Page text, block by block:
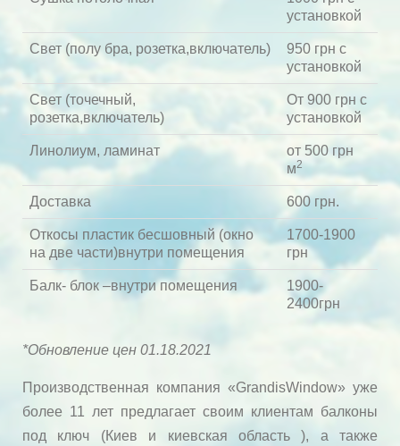
установкой
Свет (полу бра, розетка,включатель)
950 грн с
установкой
Свет (точечный,
розетка,включатель)
От 900 грн с
установкой
Линолиум, ламинат
от 500 грн
м2
Доставка 600 грн.
Откосы пластик бесшовный (окно
на две части)внутри помещения
1700-1900
грн
Балк- блок –внутри помещения
1900-
2400грн
*Обновление цен 01.18.2021
Производственная компания «GrandisWindow» уже
более 11 лет предлагает своим клиентам балконы
под ключ (Киев и киевская область ), а также